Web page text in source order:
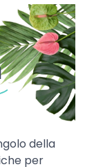
della
per